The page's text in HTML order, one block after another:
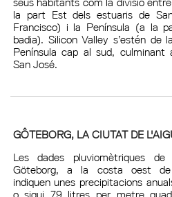
la part Est dels estuaris de
Francisco) i la Península (a la
badia). Silicon Valley s’estén de
Península cap al sud,
San José.
GÔTEBORG, LA CIUTAT DE
Les dades pluviomètriques
Göteborg, a la costa oest
indiquen unes precipitacions